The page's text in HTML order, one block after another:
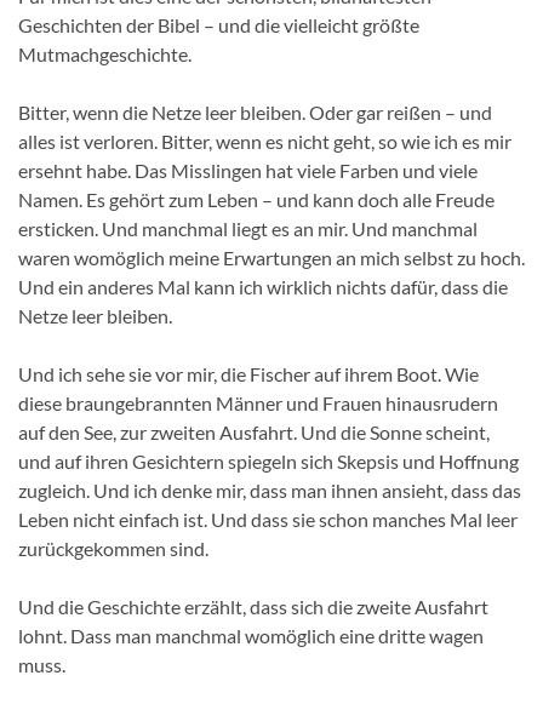
Geschichten der Bibel – und die vielleicht größte
Mutmachgeschichte.
Bitter, wenn die Netze leer bleiben. Oder gar reißen – und
alles ist verloren. Bitter, wenn es nicht geht, so wie ich es mir
ersehnt habe. Das Misslingen hat viele Farben und viele
Namen. Es gehört zum Leben – und kann doch alle Freude
ersticken. Und manchmal liegt es an mir. Und manchmal
waren womöglich meine Erwartungen an mich selbst zu hoch.
Und ein anderes Mal kann ich wirklich nichts dafür, dass die
Netze leer bleiben.
Und ich sehe sie vor mir, die Fischer auf ihrem Boot. Wie
diese braungebrannten Männer und Frauen hinausrudern
auf den See, zur zweiten Ausfahrt. Und die Sonne scheint,
und auf ihren Gesichtern spiegeln sich Skepsis und Hoffnung
zugleich. Und ich denke mir, dass man ihnen ansieht, dass das
Leben nicht einfach ist. Und dass sie schon manches Mal leer
zurückgekommen sind.
Und die Geschichte erzählt, dass sich die zweite Ausfahrt
lohnt. Dass man manchmal womöglich eine dritte wagen
muss.